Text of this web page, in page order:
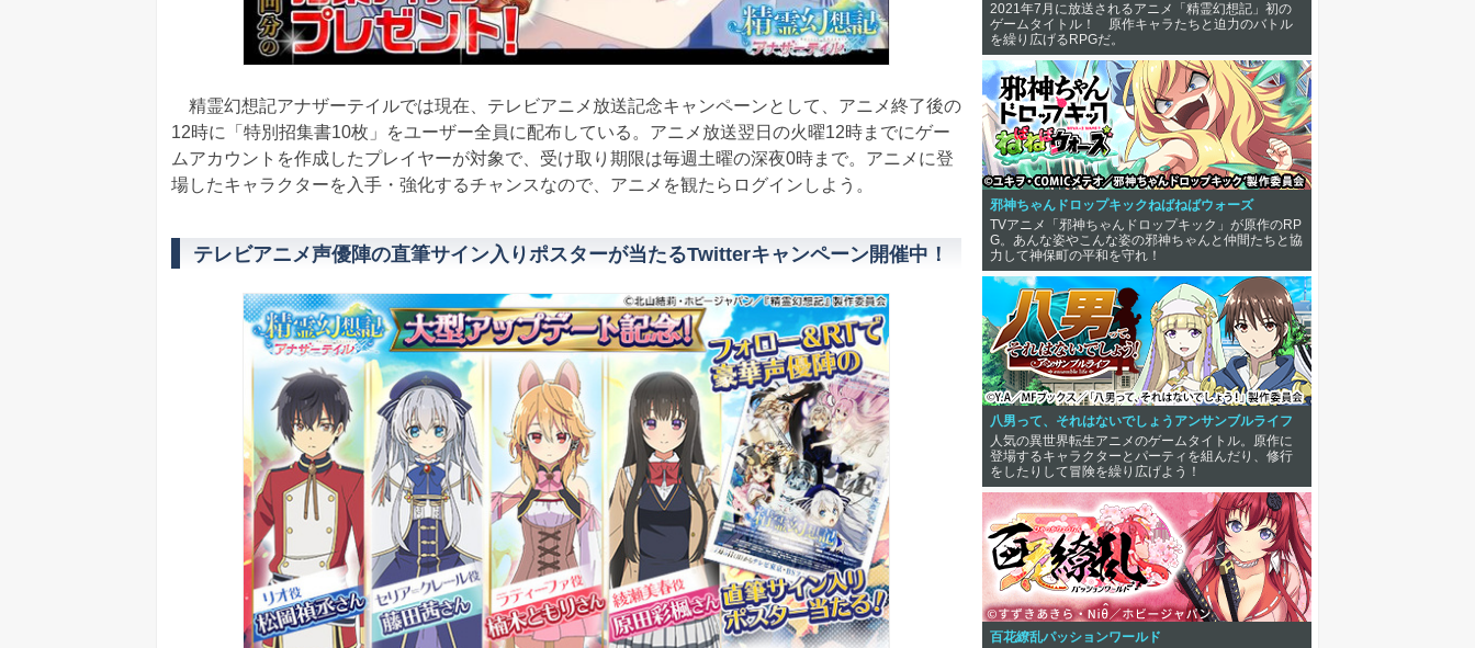
精霊幻想記アナザーテイルでは現在、テレビアニメ放送記念キャンペーンとして、アニメ終了後の
12時に「特別招集書10枚」をユーザー全員に配布している。アニメ放送翌日の火曜12時までにゲー
ムアカウントを作成したプレイヤーが対象で、受け取り期限は毎週土曜の深夜0時まで。アニメに登
場したキャラクターを入手・強化するチャンスなので、アニメを観たらログインしよう。
テレビアニメ声優陣の直筆サイン入りポスターが当たるTwitterキャンペーン開催中！
2021年7月に放送されるアニメ「精霊幻想記」初の
ゲームタイトル！ 原作キャラたちと迫力のバトル
を繰り広げるRPGだ。
邪神ちゃんドロップキックねばねばウォーズ
TVアニメ「邪神ちゃんドロップキック」が原作のRP
G。あんな姿やこんな姿の邪神ちゃんと仲間たちと協
力して神保町の平和を守れ！
八男って、それはないでしょうアンサンブルライフ
人気の異世界転生アニメのゲームタイトル。原作に
登場するキャラクターとパーティを組んだり、修行
をしたりして冒険を繰り広げよう！
百花繚乱パッションワールド